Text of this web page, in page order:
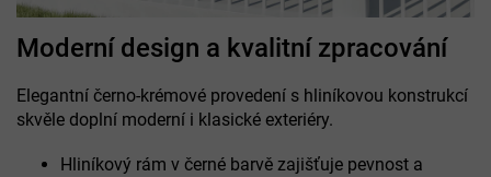
Moderní design a kvalitní zpracování
Elegantní černo-krémové provedení s hliníkovou konstrukcí
skvěle doplní moderní i klasické exteriéry.
Hliníkový rám v černé barvě zajišťuje pevnost a